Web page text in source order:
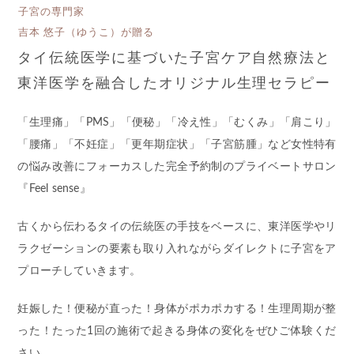
タイ伝統医学に基づいた子宮ケア自然療法と
東洋医学を融合したオリジナル生理セラピー
子宮の専門家
吉本 悠子（ゆうこ）が贈る
「生理痛」「PMS」「便秘」「冷え性」「むくみ」「肩こり」
「腰痛」「不妊症」「更年期症状」「子宮筋腫」など女性特有
の悩み改善にフォーカスした完全予約制のプライベートサロン
『Feel sense』
古くから伝わるタイの伝統医の手技をベースに、東洋医学やリ
ラクゼーションの要素も取り入れながらダイレクトに子宮をア
プローチしていきます。
妊娠した！便秘が直った！身体がポカポカする！生理周期が整
った！たった1回の施術で起きる身体の変化をぜひご体験くだ